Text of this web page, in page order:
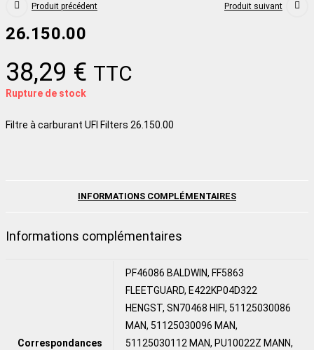
Produit précédent Produit suivant
26.150.00
38,29 € TTC
Rupture de stock
Filtre à carburant UFI Filters 26.150.00
INFORMATIONS COMPLÉMENTAIRES
Informations complémentaires
Correspondances
PF46086 BALDWIN, FF5863
FLEETGUARD, E422KP04D322
HENGST, SN70468 HIFI, 51125030086
MAN, 51125030096 MAN,
51125030112 MAN, PU10022Z MANN,